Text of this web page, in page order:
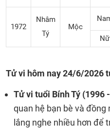
1972
Nhâm
Tý
Mộc
Nữ
Tử vi hôm nay 24/6/2026
Tử vi tuổi Bính Tý (1996
quan hệ bạn bè và đồng
lắng nghe nhiều hơn để